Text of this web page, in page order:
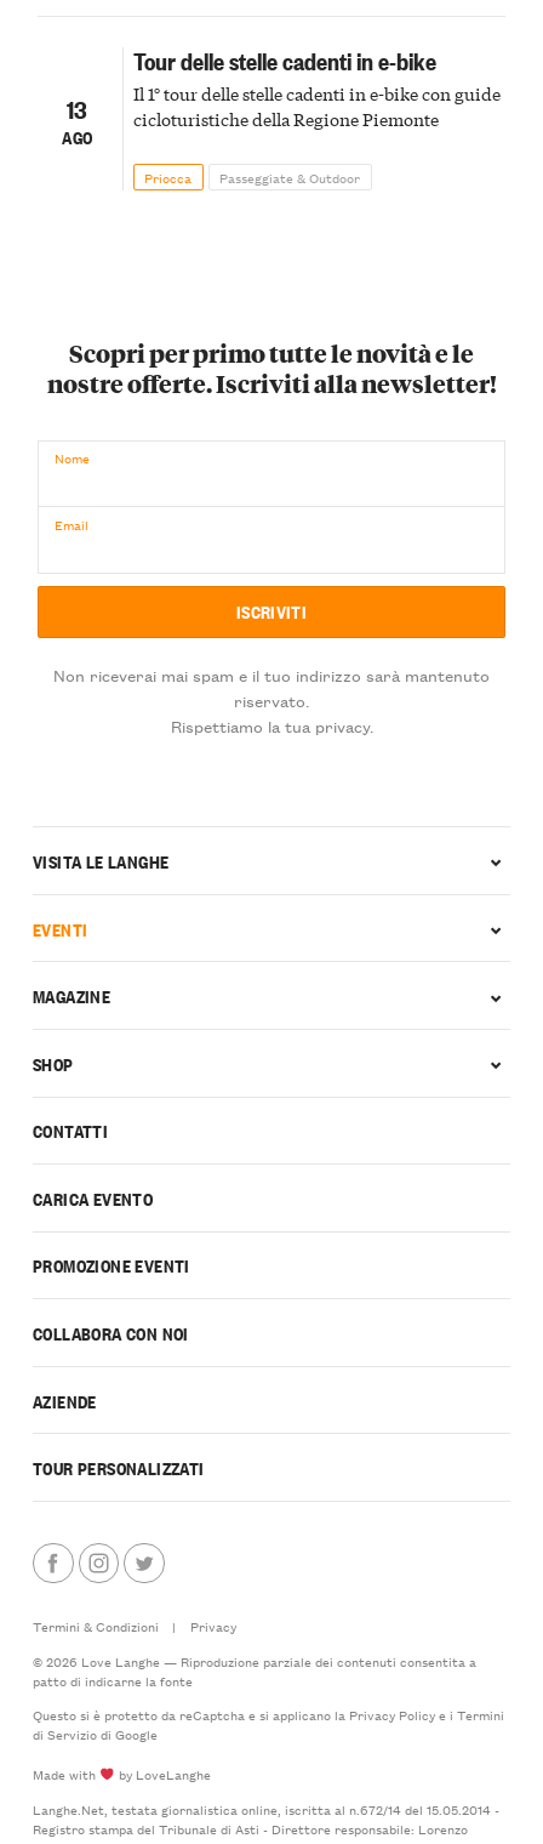
13
AGO
Tour delle stelle cadenti in e-bike
Il 1° tour delle stelle cadenti in e-bike con guide
cicloturistiche della Regione Piemonte
Priocca Passeggiate & Outdoor
Scopri per primo tutte le novità e le
nostre offerte. Iscriviti alla newsletter!
Nome
Email
Non riceverai mai spam e il tuo indirizzo sarà mantenuto
riservato.
Rispettiamo la tua privacy.
CONTATTI
CARICA EVENTO
PROMOZIONE EVENTI
COLLABORA CON NOI
AZIENDE
TOUR PERSONALIZZATI
VISITA LE LANGHE
EVENTI
MAGAZINE
SHOP
Termini & Condizioni |
Privacy
© 2026 Love Langhe — Riproduzione parziale dei contenuti consentita a
patto di indicarne la fonte
Questo si è protetto da reCaptcha e si applicano la Privacy Policye i Termini
di Serviziodi Google
Made with
by LoveLanghe
Langhe.Net, testata giornalistica online, iscritta al n.672/14 del 15.05.2014 -
Registro stampa del Tribunale di Asti - Direttore responsabile: Lorenzo